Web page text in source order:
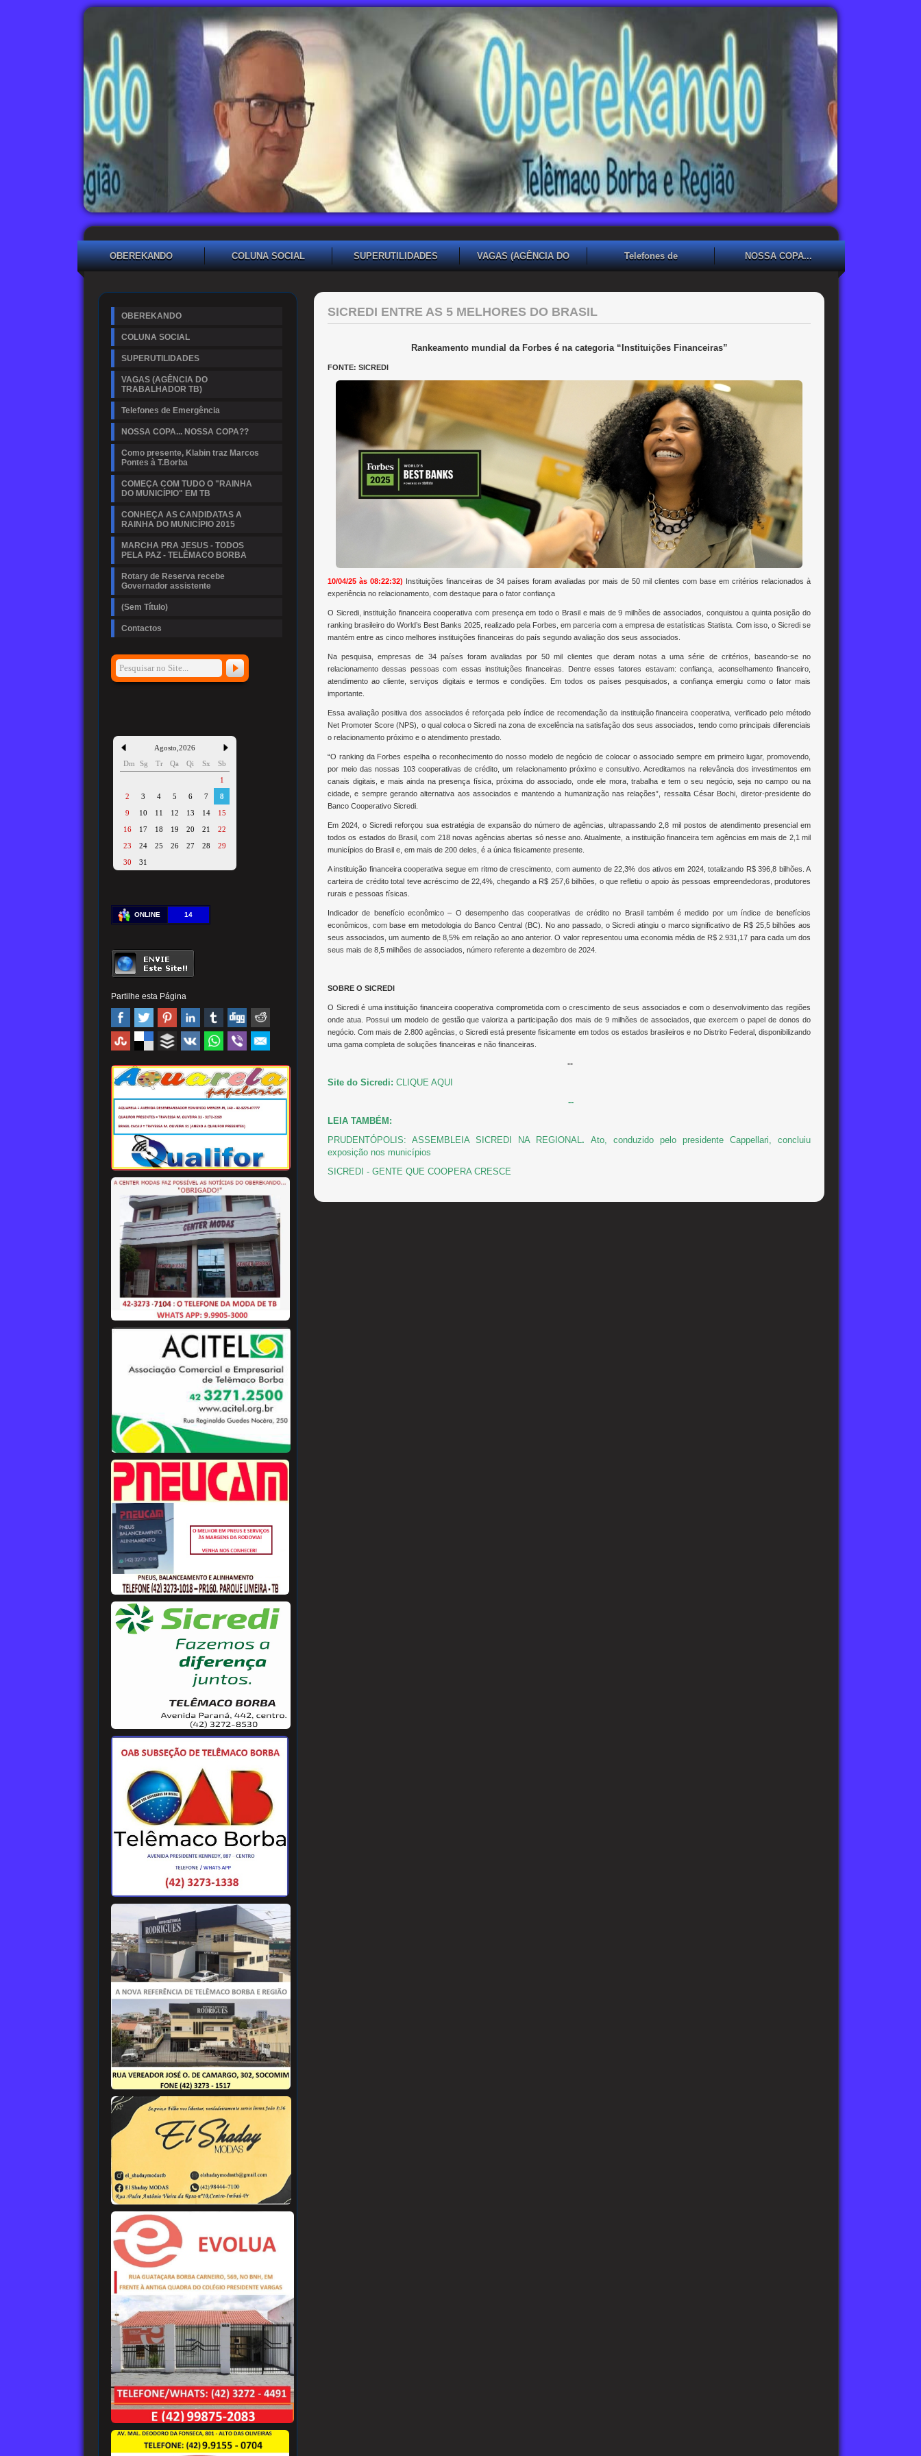
OBEREKANDO COLUNA SOCIAL SUPERUTILIDADES
VAGAS (AGÊNCIA DO
Telefones de
NOSSA COPA...
OBEREKANDO
COLUNA SOCIAL
SUPERUTILIDADES
VAGAS (AGÊNCIA DO
TRABALHADOR TB)
Telefones de Emergência
NOSSA COPA... NOSSA COPA??
Como presente, Klabin traz Marcos
Pontes à T.Borba
COMEÇA COM TUDO O "RAINHA
DO MUNICÍPIO" EM TB
CONHEÇA AS CANDIDATAS A
RAINHA DO MUNICÍPIO 2015
MARCHA PRA JESUS - TODOS
PELA PAZ - TELÊMACO BORBA
Rotary de Reserva recebe
Governador assistente
(Sem Título)
Contactos
Agosto 2026
Dm
Sg Tr Qa Qi Sx
Sb
1
2
3 4 5 6 7
8
9
10 11 12 13 14
15
16
17 18 19 20 21
22
23
24 25 26 27 28
29
30
31
ONLINE 14
Partilhe esta Página
SICREDI ENTRE AS 5 MELHORES DO BRASIL
Rankeamento mundial da Forbes é na categoria “Instituições Financeiras”
FONTE: SICREDI
10/04/25 às 08:22:32) Instituições financeiras de 34 países foram avaliadas por mais de 50 mil clientes com base em critérios relacionados à
experiência no relacionamento, com destaque para o fator confiança
O Sicredi, instituição financeira cooperativa com presença em todo o Brasil e mais de 9 milhões de associados, conquistou a quinta posição do
ranking brasileiro do World’s Best Banks 2025, realizado pela Forbes, em parceria com a empresa de estatísticas Statista. Com isso, o Sicredi se
mantém entre as cinco melhores instituições financeiras do país segundo avaliação dos seus associados.
Na pesquisa, empresas de 34 países foram avaliadas por 50 mil clientes que deram notas a uma série de critérios, baseando-se no
relacionamento dessas pessoas com essas instituições financeiras. Dentre esses fatores estavam: confiança, aconselhamento financeiro,
atendimento ao cliente, serviços digitais e termos e condições. Em todos os países pesquisados, a confiança emergiu como o fator mais
importante.
Essa avaliação positiva dos associados é reforçada pelo índice de recomendação da instituição financeira cooperativa, verificado pelo método
Net Promoter Score (NPS), o qual coloca o Sicredi na zona de excelência na satisfação dos seus associados, tendo como principais diferenciais
o relacionamento próximo e o atendimento prestado.
“O ranking da Forbes espelha o reconhecimento do nosso modelo de negócio de colocar o associado sempre em primeiro lugar, promovendo,
por meio das nossas 103 cooperativas de crédito, um relacionamento próximo e consultivo. Acreditamos na relevância dos investimentos em
canais digitais, e mais ainda na presença física, próxima do associado, onde ele mora, trabalha e tem o seu negócio, seja no campo ou na
cidade, e sempre gerando alternativa aos associados e mantendo a humanização nas relações”, ressalta César Bochi, diretor-presidente do
Banco Cooperativo Sicredi.
Em 2024, o Sicredi reforçou sua estratégia de expansão do número de agências, ultrapassando 2,8 mil postos de atendimento presencial em
todos os estados do Brasil, com 218 novas agências abertas só nesse ano. Atualmente, a instituição financeira tem agências em mais de 2,1 mil
municípios do Brasil e, em mais de 200 deles, é a única fisicamente presente.
A instituição financeira cooperativa segue em ritmo de crescimento, com aumento de 22,3% dos ativos em 2024, totalizando R$ 396,8 bilhões. A
carteira de crédito total teve acréscimo de 22,4%, chegando a R$ 257,6 bilhões, o que refletiu o apoio às pessoas empreendedoras, produtores
rurais e pessoas físicas.
Indicador de benefício econômico – O desempenho das cooperativas de crédito no Brasil também é medido por um índice de benefícios
econômicos, com base em metodologia do Banco Central (BC). No ano passado, o Sicredi atingiu o marco significativo de R$ 25,5 bilhões aos
seus associados, um aumento de 8,5% em relação ao ano anterior. O valor representou uma economia média de R$ 2.931,17 para cada um dos
seus mais de 8,5 milhões de associados, número referente a dezembro de 2024.
SOBRE O SICREDI
O Sicredi é uma instituição financeira cooperativa comprometida com o crescimento de seus associados e com o desenvolvimento das regiões
onde atua. Possui um modelo de gestão que valoriza a participação dos mais de 9 milhões de associados, que exercem o papel de donos do
negócio. Com mais de 2.800 agências, o Sicredi está presente fisicamente em todos os estados brasileiros e no Distrito Federal, disponibilizando
uma gama completa de soluções financeiras e não financeiras.
--
Site do Sicredi: CLIQUE AQUI
--
LEIA TAMBÉM:
PRUDENTÓPOLIS: ASSEMBLEIA SICREDI NA REGIONAL. Ato, conduzido pelo presidente Cappellari, concluiu
exposição nos municípios
SICREDI - GENTE QUE COOPERA CRESCE